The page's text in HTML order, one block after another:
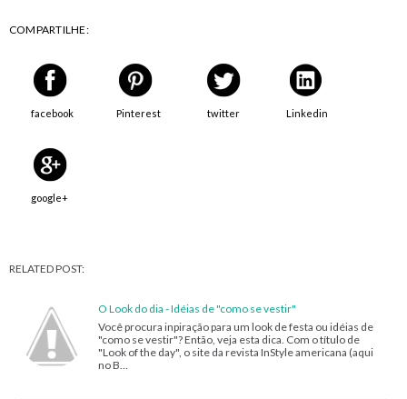
COMPARTILHE:
facebook Pinterest twitter Linkedin
google+
RELATED POST:
O Look do dia - Idéias de "como se vestir"
Você procura inpiração para um look de festa ou idéias de
"como se vestir"? Então, veja esta dica. Com o título de
"Look of the day", o site da revista InStyle americana (aqui
no B…